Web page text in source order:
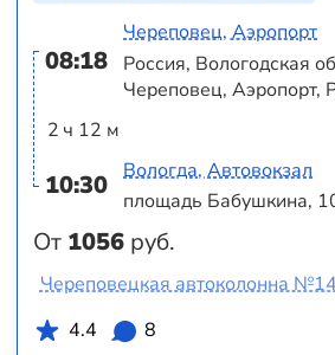
08:18
2 ч 12 м
10:30
От 1056 руб.
Череповец, Аэропорт
Россия, Вологодская
Череповец, Аэропорт,
Вологда, Автовокзал
площадь Бабушкина,
Череповецкая автоколонна
4.4
8